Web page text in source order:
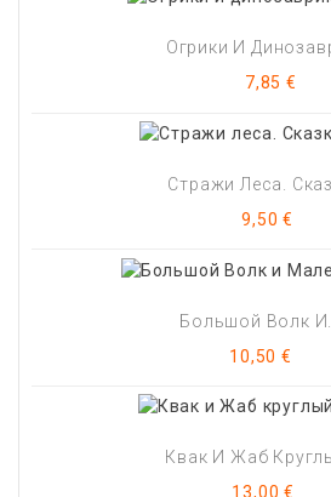
Огрики И
Цена
7,85 €
Стражи Леса.
Цена
9,50 €
Большой Волк И...
Цена
10,50 €
Квак И Жаб
Цена
13,00 €